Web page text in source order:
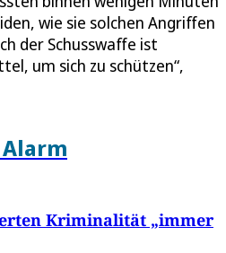
wie sie solchen Angriffen
der Schusswaffe ist
um sich zu schützen“,
Kriminalität „immer